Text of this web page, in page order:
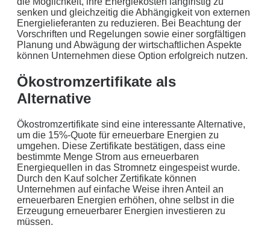
senken und gleichzeitig die Abhängigkeit von externen
Energielieferanten zu reduzieren. Bei Beachtung der
Vorschriften und Regelungen sowie einer sorgfältigen
Planung und Abwägung der wirtschaftlichen Aspekte
können Unternehmen diese Option erfolgreich nutzen.
Ökostromzertifikate als
Alternative
Ökostromzertifikate sind eine interessante Alternative,
um die 15%-Quote für erneuerbare Energien zu
umgehen. Diese Zertifikate bestätigen, dass eine
bestimmte Menge Strom aus erneuerbaren
Energiequellen in das Stromnetz eingespeist wurde.
Durch den Kauf solcher Zertifikate können
Unternehmen auf einfache Weise ihren Anteil an
erneuerbaren Energien erhöhen, ohne selbst in die
Erzeugung erneuerbarer Energien investieren zu
müssen.